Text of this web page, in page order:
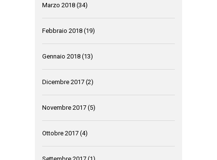
Marzo 2018 (34)
Febbraio 2018 (19)
Gennaio 2018 (13)
Dicembre 2017 (2)
Novembre 2017 (5)
Ottobre 2017 (4)